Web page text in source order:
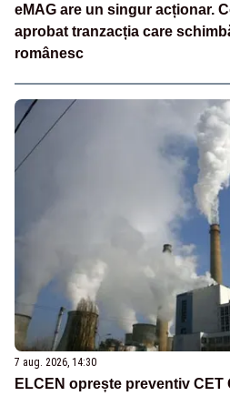
eMAG are un singur acționar.
aprobat tranzacția care
românesc
7 aug. 2026, 14:30
ELCEN oprește preventiv